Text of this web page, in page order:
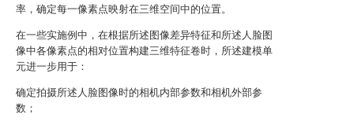
率，确定每一像素点映射在三维空间中的位置。
在一些实施例中，在根据所述图像差异特征和所述人脸图
像中各像素点的相对位置构建三维特征卷时，所述建模单
元进一步用于：
确定拍摄所述人脸图像时的相机内部参数和相机外部参
数；